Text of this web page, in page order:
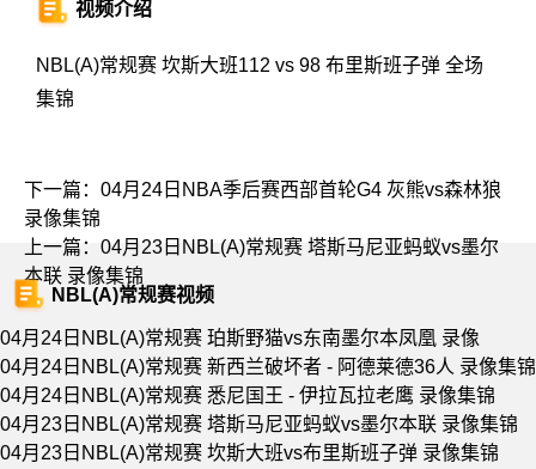
视频介绍
NBL(A)常规赛 坎斯大班112 vs 98 布里斯班子弹 全场
集锦
下一篇： 04月24日NBA季后赛西部首轮G4 灰熊vs森林狼
录像集锦
上一篇： 04月23日NBL(A)常规赛 塔斯马尼亚蚂蚁vs墨尔
本联 录像集锦
NBL(A)常规赛视频
04月24日NBL(A)常规赛 珀斯野猫vs东南墨尔本凤凰 录像
04月24日NBL(A)常规赛 新西兰破坏者 - 阿德莱德36人 录像集锦
04月24日NBL(A)常规赛 悉尼国王 - 伊拉瓦拉老鹰 录像集锦
04月23日NBL(A)常规赛 塔斯马尼亚蚂蚁vs墨尔本联 录像集锦
04月23日NBL(A)常规赛 坎斯大班vs布里斯班子弹 录像集锦